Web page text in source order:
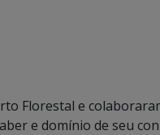
Florestal e
e domínio de seu